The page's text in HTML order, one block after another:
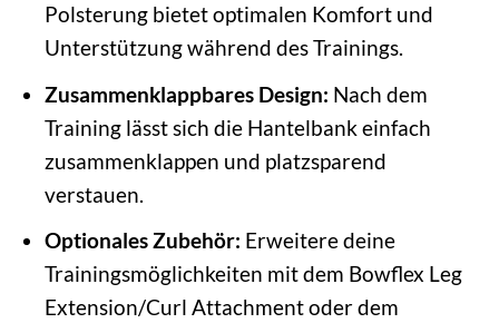
Polsterung bietet optimalen Komfort und
Unterstützung während des Trainings.
Zusammenklappbares Design: Nach dem
Training lässt sich die Hantelbank einfach
zusammenklappen und platzsparend
verstauen.
Optionales Zubehör: Erweitere deine
Trainingsmöglichkeiten mit dem Bowflex Leg
Extension/Curl Attachment oder dem